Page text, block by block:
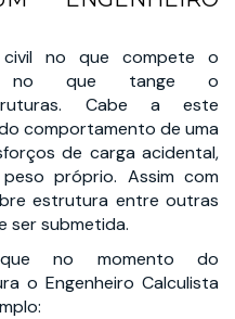
civil no que compete o
que tange o
Cabe a este
comportamento de uma
de carga acidental,
próprio. Assim com
estrutura entre outras
ser submetida.
no momento do
o Engenheiro Calculista